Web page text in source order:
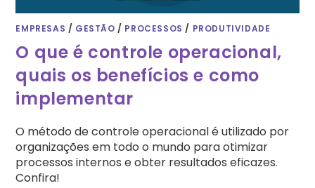
EMPRESAS / GESTÃO / PROCESSOS / PRODUTIVIDADE
O que é controle operacional,
quais os benefícios e como
implementar
O método de controle operacional é utilizado por
organizações em todo o mundo para otimizar
processos internos e obter resultados eficazes.
Confira!